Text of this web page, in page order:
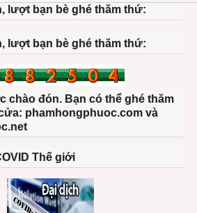
lượt bạn bè ghé thăm thứ:
lượt bạn bè ghé thăm thứ:
chào đón. Bạn có thể ghé thăm
phamhongphuoc.com và
Thế giới